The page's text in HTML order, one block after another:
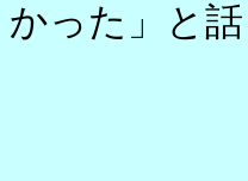
かった」と話